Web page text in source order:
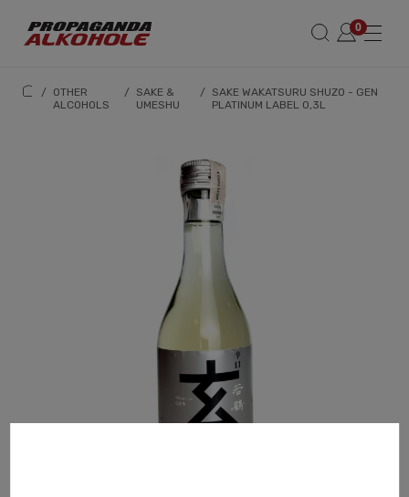
/ OTHER
ALCOHOLS
/
SAKE &
UMESHU
/ SAKE WAKATSURU SHUZO - GEN
PLATINUM LABEL 0,3L